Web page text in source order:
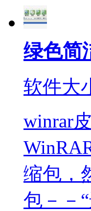
绿色简
软件大
winrar
缩包，
包－－